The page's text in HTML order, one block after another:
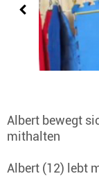
Albert bewegt
mithalten
Albert (12) lebt